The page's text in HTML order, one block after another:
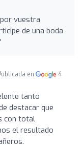
vuestra
de una boda
en
4
tanto
destacar que
con total
el resultado